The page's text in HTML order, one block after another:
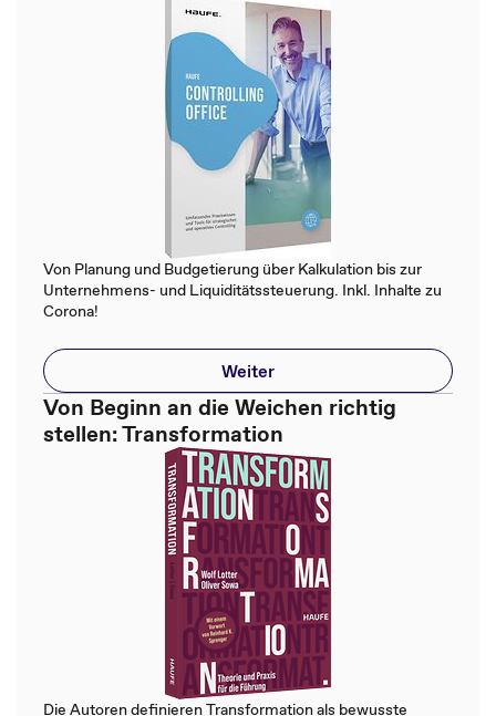
Von Planung und Budgetierung über Kalkulation bis zur
Unternehmens- und Liquiditätssteuerung. Inkl. Inhalte zu
Corona!
Weiter
Von Beginn an die Weichen richtig
stellen: Transformation
Die Autoren definieren Transformation als bewusste